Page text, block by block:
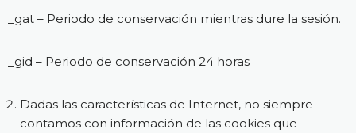
_gat – Periodo de conservación mientras dure la sesión.
_gid – Periodo de conservación 24 horas
Dadas las características de Internet, no siempre
contamos con información de las cookies que